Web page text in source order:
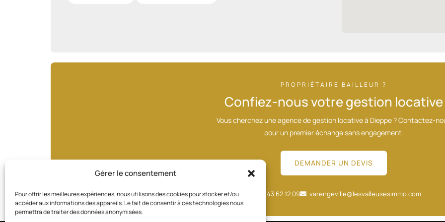
Gérer le consentement
Pour offrir les meilleures expériences, nous utilisons des cookies pour stocker et/ou
accéder aux informations des appareils. Le fait de consentir à ces technologies nous
permettra de traiter des données anonymisées.
PROPRIÉTAIRE BAILLEUR ?
Confiez-nous votre gestion locative
Vous cherchez une agence de gestion locative à Dieppe ? Contactez-
pour un premier échange sans engagement.
DEMANDER UN DEVIS
06 43 62 12 09 varengeville@lesvalleusesimmo.com